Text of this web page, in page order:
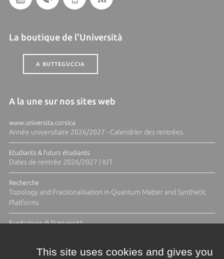
La boutique de l'Università
A BUTTEGUCCIA
A la une sur nos sites web
www.universita.corsica
Année universitaire 2026/2027 - Calendrier des rentrées
Etudiants & futurs étudiants
Dates de rentrée 2026/2027 | IUT
Recherche
Topology and Fractionalisation in Quantum Matter and Synthetic
Platforms
Fundazione di l'Università
This site uses cookies and gives you